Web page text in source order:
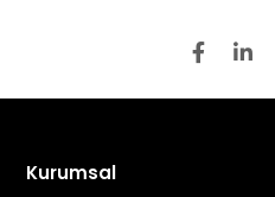
Kurumsal